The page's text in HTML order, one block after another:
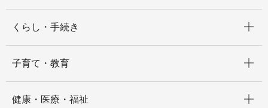
くらし・手続き
子育て・教育
健康・医療・福祉